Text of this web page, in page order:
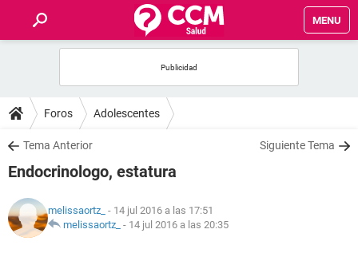
MENU
FOROS
SALUD
NUTRICIÓN
Foros Adolescentes
Tema Anterior Siguiente Tema
Endocrinologo, estatura
melissaortz_ - 14 jul 2016 a las 17:51
melissaortz_ - 14 jul 2016 a las 20:35